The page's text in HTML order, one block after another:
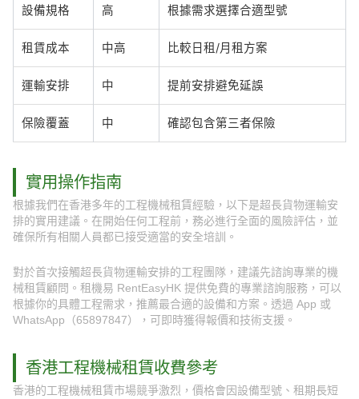
設備規格 高 根據需求選擇合適型號
租賃成本 中高 比較日租/月租方案
運輸安排 中 提前安排避免延誤
保險覆蓋 中 確認包含第三者保險
實用操作指南
根據我們在香港多年的工程機械租賃經驗，以下是超長貨物運輸安
排的實用建議。在開始任何工程前，務必進行全面的風險評估，並
確保所有相關人員都已接受適當的安全培訓。
對於首次接觸超長貨物運輸安排的工程團隊，建議先諮詢專業的機
械租賃顧問。租機易 RentEasyHK 提供免費的專業諮詢服務，可以
根據你的具體工程需求，推薦最合適的設備和方案。透過 App 或
WhatsApp（65897847），可即時獲得報價和技術支援。
香港工程機械租賃收費參考
香港的工程機械租賃市場競爭激烈，價格會因設備型號、租期長短